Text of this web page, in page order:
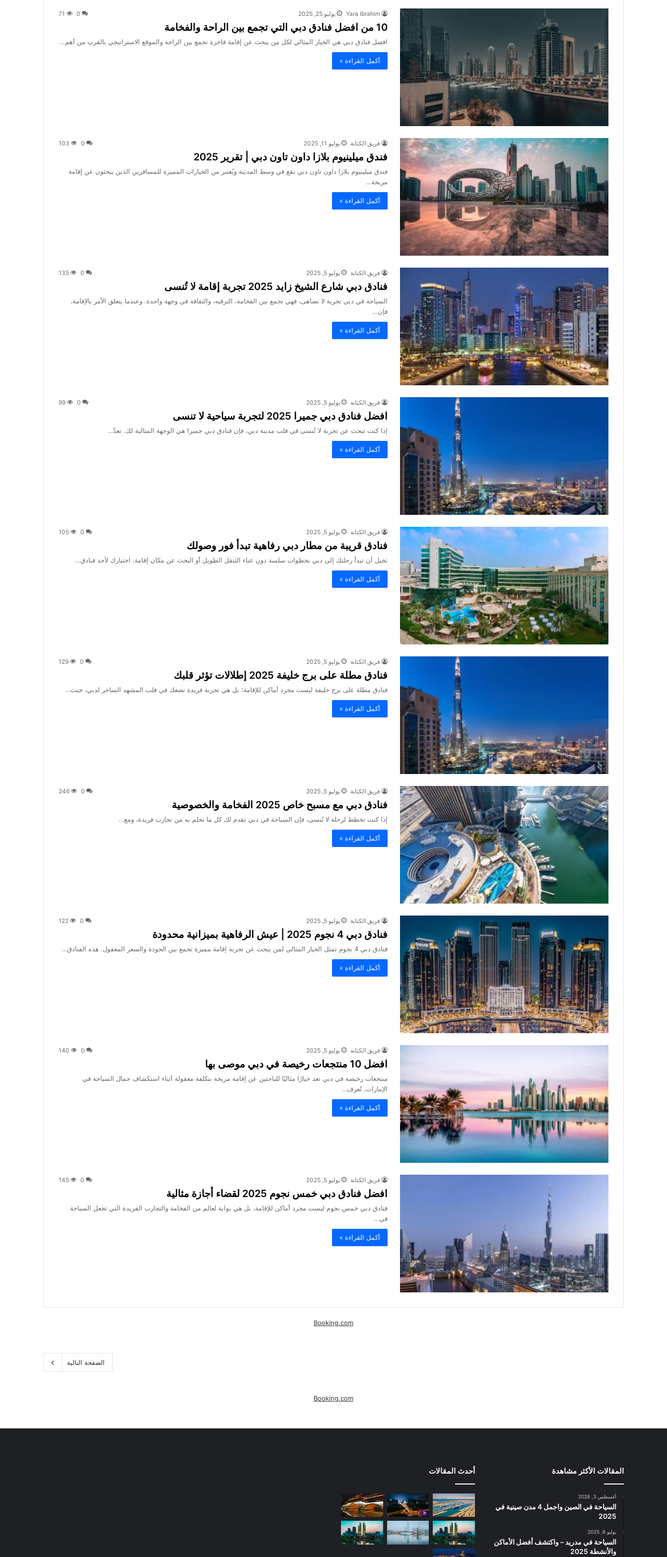
Yara Ibrahim يوليو 25, 2025 0
71
10 من افضل فنادق دبي التي تجمع بين الراحة والفخامة
افضل فنادق دبي هي الخيار المثالي لكل من يبحث عن إقامة فاخرة تجمع بين الراحة والموقع الاستراتيجي بالقرب من أهم…
أكمل القراءة »
فريق الكتابة يوليو 11, 2025 0
103
فندق ميلينيوم بلازا داون تاون دبي | تقرير 2025
فندق ميلينيوم بلازا داون تاون دبي يقع في وسط المدينة ويُعتبر من الخيارات المميزة للمسافرين الذين يبحثون عن إقامة
مريحة…
أكمل القراءة »
فريق الكتابة يوليو 5, 2025 0
135
فنادق دبي شارع الشيخ زايد 2025 تجربة إقامة لا تُنسى
السياحة في دبي تجربة لا تضاهى، فهي تجمع بين الفخامة، الترفيه، والثقافة في وجهة واحدة. وعندما يتعلق الأمر بالإقامة،
فإن…
أكمل القراءة »
فريق الكتابة يوليو 5, 2025 0
99
افضل فنادق دبي جميرا 2025 لتجربة سياحية لا تنسى
إذا كنت تبحث عن تجربة لا تُنسى في قلب مدينة دبي، فإن فنادق دبي جميرا هي الوجهة المثالية لك. تعدّ…
أكمل القراءة »
فريق الكتابة يوليو 5, 2025 0
105
فنادق قريبة من مطار دبي رفاهية تبدأ فور وصولك
تخيل أن تبدأ رحلتك إلى دبي بخطوات سلسة دون عناء التنقل الطويل أو البحث عن مكان إقامة. اختيارك لأحد فنادق…
أكمل القراءة »
فريق الكتابة يوليو 5, 2025 0
129
فنادق مطلة على برج خليفة 2025 إطلالات تؤثر قلبك
فنادق مطلة على برج خليفة ليست مجرد أماكن للإقامة؛ بل هي تجربة فريدة تضعك في قلب المشهد الساحر لدبي، حيث…
أكمل القراءة »
فريق الكتابة يوليو 5, 2025 0
246
فنادق دبي مع مسبح خاص 2025 الفخامة والخصوصية
إذا كنت تخطط لرحلة لا تُنسى، فإن السياحة في دبي تقدم لك كل ما تحلم به من تجارب فريدة، ومع…
أكمل القراءة »
فريق الكتابة يوليو 5, 2025 0
122
فنادق دبي 4 نجوم 2025 | عيش الرفاهية بميزانية محدودة
فنادق دبي 4 نجوم تمثل الخيار المثالي لمن يبحث عن تجربة إقامة مميزة تجمع بين الجودة والسعر المعقول. هذه الفنادق…
أكمل القراءة »
فريق الكتابة يوليو 5, 2025 0
140
افضل 10 منتجعات رخيصة في دبي موصى بها
منتجعات رخيصة في دبي تعد خيارًا مثاليًا للباحثين عن إقامة مريحة بتكلفة معقولة أثناء استكشاف جمال السياحة في
الإمارات. تُعرف…
أكمل القراءة »
فريق الكتابة يوليو 5, 2025 0
145
افضل فنادق دبي خمس نجوم 2025 لقضاء أجازة مثالية
فنادق دبي خمس نجوم ليست مجرد أماكن للإقامة، بل هي بوابة لعالم من الفخامة والتجارب الفريدة التي تجعل السياحة
في…
أكمل القراءة »
Booking.com
الصفحة التالية
Booking.com
المقالات الأكثر مشاهدة
أغسطس 3, 2026
السياحة في الصين واجمل 4 مدن صينية في
2025
يوليو 6, 2025
السياحة في مدريد – واكتشف أفضل الأماكن
والأنشطة 2025
أحدث المقالات